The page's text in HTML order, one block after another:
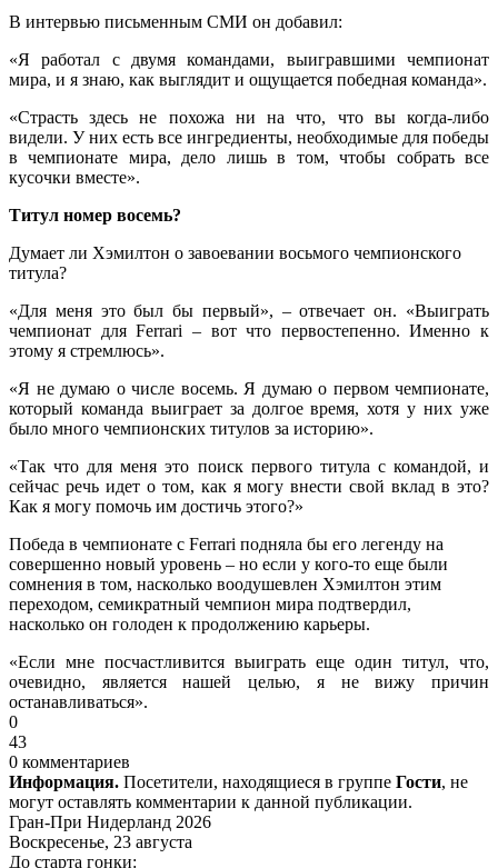
В интервью письменным СМИ он добавил:
«Я работал с двумя командами, выигравшими чемпионат
мира, и я знаю, как выглядит и ощущается победная команда».
«Страсть здесь не похожа ни на что, что вы когда-либо
видели. У них есть все ингредиенты, необходимые для победы
в чемпионате мира, дело лишь в том, чтобы собрать все
кусочки вместе».
Титул номер восемь?
Думает ли Хэмилтон о завоевании восьмого чемпионского
титула?
«Для меня это был бы первый», – отвечает он. «Выиграть
чемпионат для Ferrari – вот что первостепенно. Именно к
этому я стремлюсь».
«Я не думаю о числе восемь. Я думаю о первом чемпионате,
который команда выиграет за долгое время, хотя у них уже
было много чемпионских титулов за историю».
«Так что для меня это поиск первого титула с командой, и
сейчас речь идет о том, как я могу внести свой вклад в это?
Как я могу помочь им достичь этого?»
Победа в чемпионате с Ferrari подняла бы его легенду на
совершенно новый уровень – но если у кого-то еще были
сомнения в том, насколько воодушевлен Хэмилтон этим
переходом, семикратный чемпион мира подтвердил,
насколько он голоден к продолжению карьеры.
«Если мне посчастливится выиграть еще один титул, что,
очевидно, является нашей целью, я не вижу причин
останавливаться».
0
43
0 комментариев
Информация. Посетители, находящиеся в группе Гости, не
могут оставлять комментарии к данной публикации.
Гран-При Нидерланд 2026
Воскресенье, 23 августа
До старта гонки: